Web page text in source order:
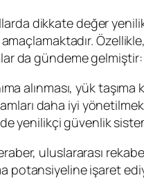
dikkate değer
amaçlamaktadır.
da gündeme gelmiştir:
alınması, yük taşıma
daha iyi
yenilikçi güvenlik
uluslararası
potansiyeline işaret